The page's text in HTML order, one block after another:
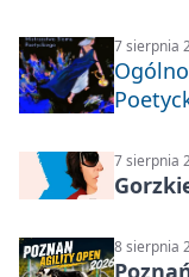
7 sierpnia
7 sierpnia
8 sierpnia